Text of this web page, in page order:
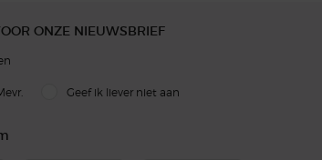
ONZE NIEUWSBRIEF
Geef ik liever niet aan